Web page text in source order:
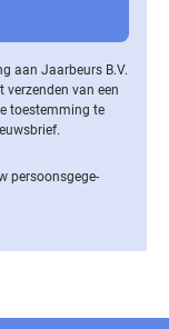
aan Jaarbeurs B.V.
verzenden van een
toestemming te
per­soons­ge­ge­